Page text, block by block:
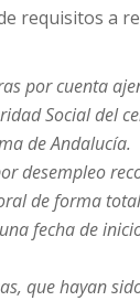
requisitos a
por cuenta
Social del
de Andalucía.
desempleo
de forma
fecha de
que hayan